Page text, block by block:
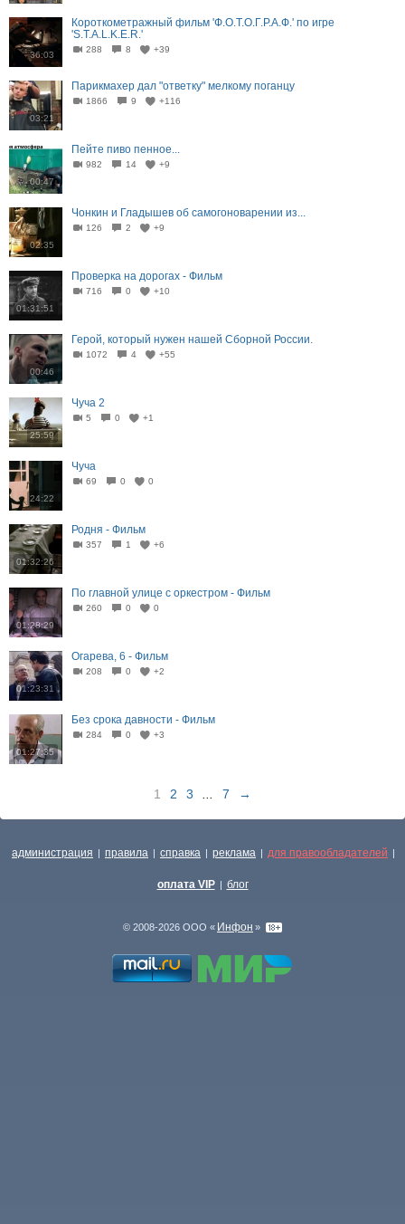
36:03
Короткометражный фильм 'Ф.О.Т.О.Г.Р.А.Ф.' по игре
'S.T.A.L.K.E.R.'
288 8 +39
03:21
Парикмахер дал "ответку" мелкому поганцу
1866 9 +116
00:47
Пейте пиво пенное...
982 14 +9
02:35
Чонкин и Гладышев об самогоноварении из...
126 2 +9
01:31:51
Проверка на дорогах - Фильм
716 0 +10
00:46
Герой, который нужен нашей Сборной России.
1072 4 +55
25:59
Чуча 2
5 0 +1
24:22
Чуча
69 0 0
01:32:26
Родня - Фильм
357 1 +6
01:28:29
По главной улице с оркестром - Фильм
260 0 0
01:23:31
Огарева, 6 - Фильм
208 0 +2
01:27:35
Без срока давности - Фильм
284 0 +3
1 2 3 7 →
администрация | правила | справка | реклама | для правообладателей |
оплата VIP | блог
© 2008-2026 ООО « Инфон »